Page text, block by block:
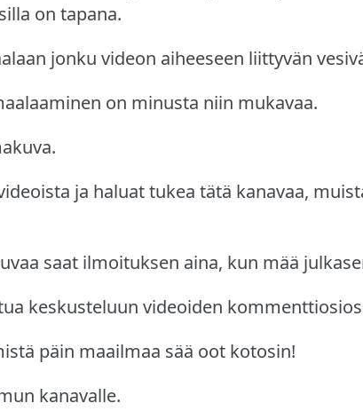
on tapana.
jonku videon aiheeseen liittyvän
on minusta niin mukavaa.
ja haluat tukea tätä kanavaa,
saat ilmoituksen aina, kun mää
keskusteluun videoiden
päin maailmaa sää oot kotosin!
kanavalle.